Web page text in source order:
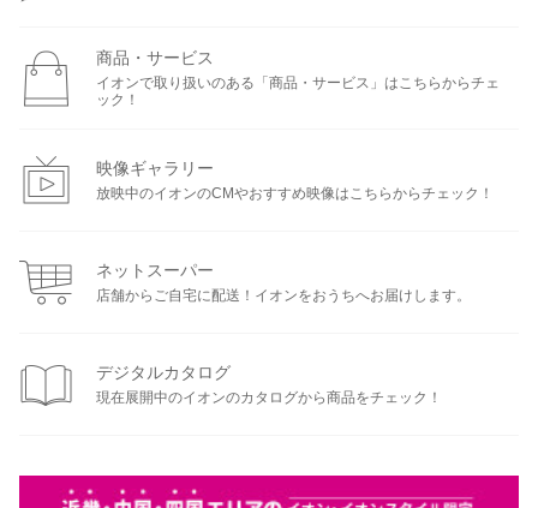
商品・サービス
イオンで取り扱いのある「商品・サービス」はこちらからチェ
ック！
映像ギャラリー
放映中のイオンのCMやおすすめ映像はこちらからチェック！
ネットスーパー
店舗からご自宅に配送！イオンをおうちへお届けします。
デジタルカタログ
現在展開中のイオンのカタログから商品をチェック！